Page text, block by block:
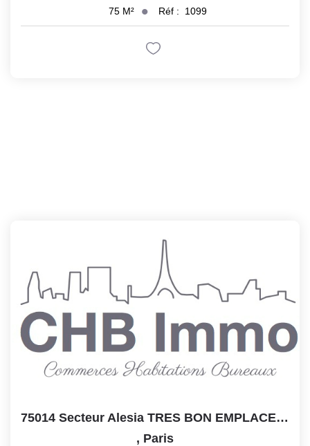
75 M² Réf : 1099
75014 Secteur Alesia TRES BON EMPLACEMENT, A VENDRE FDC -...
, Paris